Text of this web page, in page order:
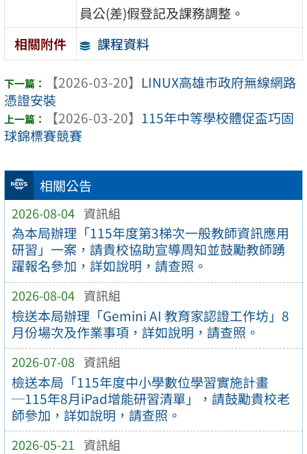
相關公告
2026-08-04 資訊組
為本局辦理「115年度第3梯次一般教師資訊應用
研習」一案，請貴校協助宣導周知並鼓勵教師踴
躍報名參加，詳如說明，請查照。
2026-08-04 資訊組
檢送本局辦理「Gemini AI 教育家認證工作坊」8
月份場次及作業事項，詳如說明，請查照。
2026-07-08 資訊組
檢送本局「115年度中小學數位學習實施計畫
─115年8月iPad增能研習清單」，請鼓勵貴校老
師參加，詳如說明，請查照。
2026-05-21 資訊組
員公(差)假登記及課務調整。
相關附件
課程資料
【2026-03-20】 LINUX高雄市政府無線網路
憑證安裝
【2026-03-20】 115年中等學校體促盃巧固
球錦標賽競賽